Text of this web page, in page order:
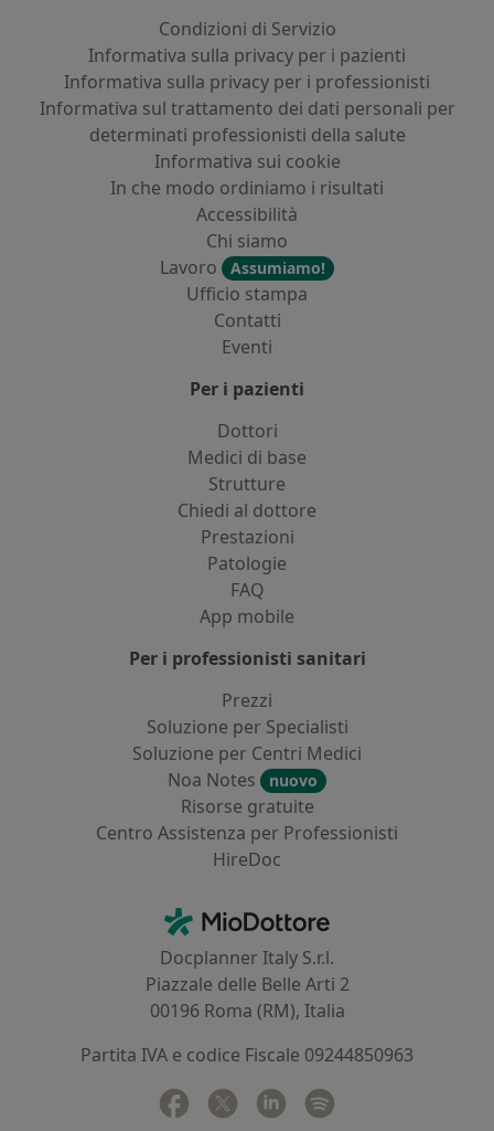
Condizioni di Servizio
Informativa sulla privacy per i pazienti
Informativa sulla privacy per i professionisti
Informativa sul trattamento dei dati personali per
determinati professionisti della salute
Informativa sui cookie
In che modo ordiniamo i risultati
Accessibilità
Chi siamo
Lavoro
Assumiamo!
Ufficio stampa
Contatti
Eventi
Per i pazienti
Dottori
Medici di base
Strutture
Chiedi al dottore
Prestazioni
Patologie
FAQ
App mobile
Per i professionisti sanitari
Prezzi
Soluzione per Specialisti
Soluzione per Centri Medici
Noa Notes
nuovo
Risorse gratuite
Centro Assistenza per Professionisti
HireDoc
MioDottore - Homepage
Docplanner Italy S.r.l.
Piazzale delle Belle Arti 2
00196 Roma (RM), Italia
Partita IVA e codice Fiscale 09244850963
Facebook
si apre in una nuova scheda
Twitter
si apre in una nuova scheda
Linkedin
si apre in una nuova